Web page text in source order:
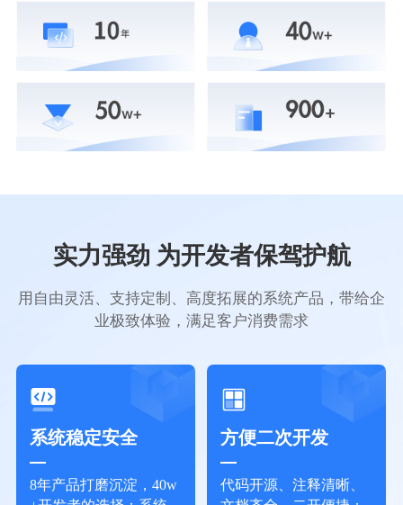
实力强劲 为开发者保驾护航
用自由灵活、支持定制、高度拓展的系统产品，带给企
业极致体验，满足客户消费需求
系统稳定安全
8年产品打磨沉淀，40w
方便二次开发
代码开源、注释清晰、